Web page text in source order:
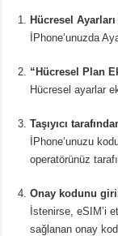
Hücresel
İPhone’unuzda
“Hücresel Plan
Hücresel ayarlar
Taşıyıcı
İPhone’unuzu
operatörünüz
Onay kodunu
İstenirse, eSIM’i
sağlanan onay